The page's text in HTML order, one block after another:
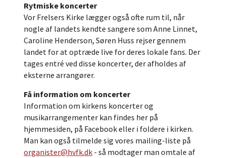
Rytmiske koncerter
Vor Frelsers Kirke lægger også ofte rum til, når
nogle af landets kendte sangere som Anne Linnet,
Caroline Henderson, Søren Huss rejser gennem
landet for at optræde live for deres lokale fans. Der
tages entré ved disse koncerter, der afholdes af
eksterne arrangører.
Få information om koncerter
Information om kirkens koncerter og
musikarrangementer kan findes her på
hjemmesiden, på Facebook eller i foldere i kirken.
Man kan også tilmelde sig vores mailing-liste på
organister@hvfk.dk - så modtager man omtale af